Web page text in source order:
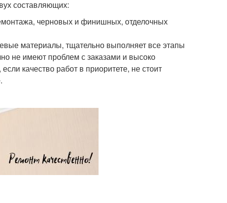
составляющих:
черновых и финишных, отделочных
материалы, тщательно выполняет все этапы
не имеют проблем с заказами и высоко
качество работ в приоритете, не стоит